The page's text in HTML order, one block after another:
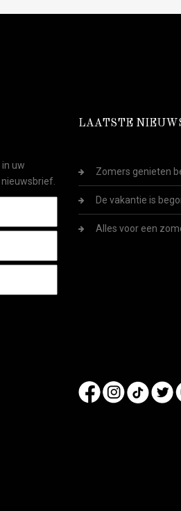
uw
LAATSTE
Zomers genieten
De vakantie is
Alles voor een